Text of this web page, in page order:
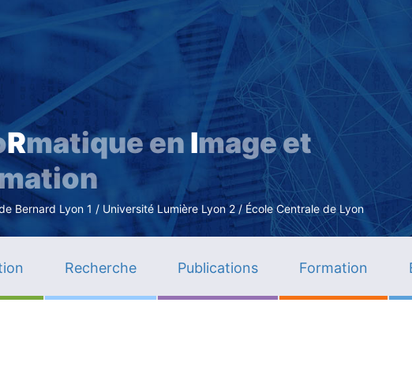
Aller
contenu
principal
Rmatique en Image et
Bernard Lyon 1 / Université Lumière Lyon 2 / École Centrale de Lyon
Recherche Publications Formation